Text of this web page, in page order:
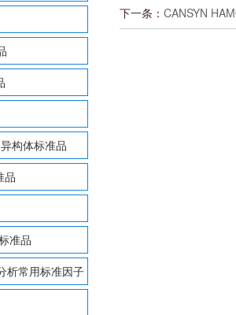
构体标准品
品
准品
析常用标准因子
下一条： CANSYN